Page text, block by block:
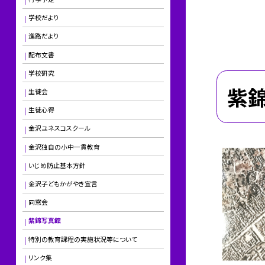
紫
学校だより
進路だより
配布文書
学校研究
生徒会
生徒心得
金沢ユネスコスクール
金沢独自の小中一貫教育
いじめ防止基本方針
金沢子どもかがやき宣言
同窓会
紫錦写真館
特別の教育課程の実施状況等について
リンク集